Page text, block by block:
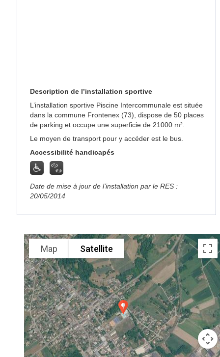
Description de l’installation sportive
L’installation sportive Piscine Intercommunale est située
dans la commune Frontenex (73), dispose de 50 places
de parking et occupe une superficie de 21000 m².
Le moyen de transport pour y accéder est le bus.
Accessibilité handicapés
Date de mise à jour de l’installation par le RES :
20/05/2014
Map Satellite